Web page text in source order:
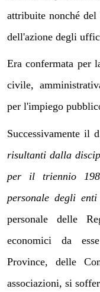
attribuite nonché
dell'azione degli
Era confermata per
civile,
per l'impiego
Successivamente il
risultanti dalla
per il triennio
personale degli
personale delle
economici da
Province, delle
associazioni, si